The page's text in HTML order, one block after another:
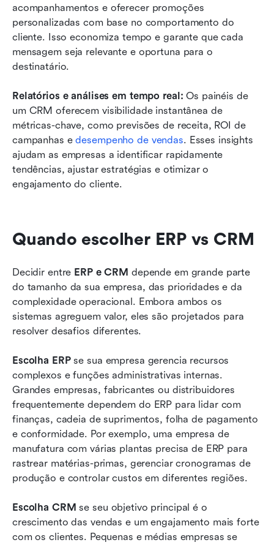
acompanhamentos e oferecer promoções
personalizadas com base no comportamento do
cliente. Isso economiza tempo e garante que cada
mensagem seja relevante e oportuna para o
destinatário.
Relatórios e análises em tempo real: Os painéis de
um CRM oferecem visibilidade instantânea de
métricas-chave, como previsões de receita, ROI de
campanhas e desempenho de vendas. Esses insights
ajudam as empresas a identificar rapidamente
tendências, ajustar estratégias e otimizar o
engajamento do cliente.
Quando escolher ERP vs CRM
Decidir entre ERP e CRM depende em grande parte
do tamanho da sua empresa, das prioridades e da
complexidade operacional. Embora ambos os
sistemas agreguem valor, eles são projetados para
resolver desafios diferentes.
Escolha ERP se sua empresa gerencia recursos
complexos e funções administrativas internas.
Grandes empresas, fabricantes ou distribuidores
frequentemente dependem do ERP para lidar com
finanças, cadeia de suprimentos, folha de pagamento
e conformidade. Por exemplo, uma empresa de
manufatura com várias plantas precisa de ERP para
rastrear matérias-primas, gerenciar cronogramas de
produção e controlar custos em diferentes regiões.
Escolha CRM se seu objetivo principal é o
crescimento das vendas e um engajamento mais forte
com os clientes. Pequenas e médias empresas se